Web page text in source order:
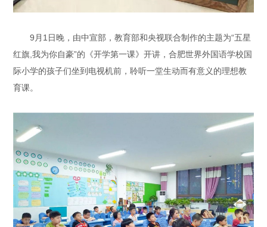
9月1日晚，由中宣部，教育部和央视联合制作的主题为“五星
红旗,我为你自豪”的《开学第一课》开讲，合肥世界外国语学校国
际小学的孩子们坐到电视机前，聆听一堂生动而有意义的理想教
育课。